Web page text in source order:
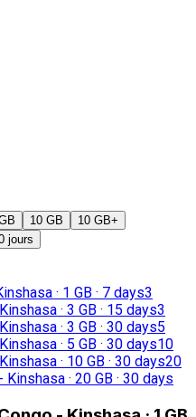
10 GB 10 GB+
jours
· 1 GB · 7 days3
· 3 GB · 15 days3
· 3 GB · 30 days5
· 5 GB · 30 days10
· 10 GB · 30 days20
Kinshasa · 20 GB · 30 days